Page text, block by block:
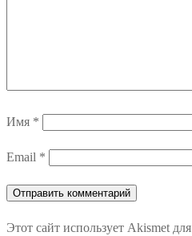
Имя *
Email *
Этот сайт использует Akismet